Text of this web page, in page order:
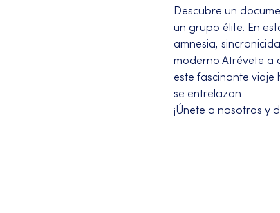
Descubre un
un grupo élite. En
amnesia,
moderno.Atrévete a
este fascinante
se entrelazan.
¡Únete a nosotros y